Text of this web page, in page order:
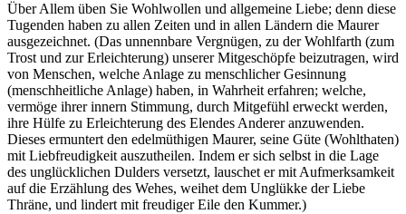
Über Allem üben Sie Wohlwollen und allgemeine Liebe; denn diese
Tugenden haben zu allen Zeiten und in allen Ländern die Maurer
ausgezeichnet. (Das unnennbare Vergnügen, zu der Wohlfarth (zum
Trost und zur Erleichterung) unserer Mitgeschöpfe beizutragen, wird
von Menschen, welche Anlage zu menschlicher Gesinnung
(menschheitliche Anlage) haben, in Wahrheit erfahren; welche,
vermöge ihrer innern Stimmung, durch Mitgefühl erweckt werden,
ihre Hülfe zu Erleichterung des Elendes Anderer anzuwenden.
Dieses ermuntert den edelmüthigen Maurer, seine Güte (Wohlthaten)
mit Liebfreudigkeit auszutheilen. Indem er sich selbst in die Lage
des unglücklichen Dulders versetzt, lauschet er mit Aufmerksamkeit
auf die Erzählung des Wehes, weihet dem Unglükke der Liebe
Thräne, und lindert mit freudiger Eile den Kummer.)